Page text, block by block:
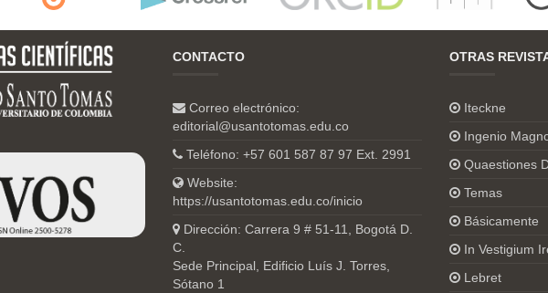
CONTACTO
Correo electrónico:
editorial@usantotomas.edu.co
Teléfono: +57 601 587 87 97 Ext. 2991
Website:
https://usantotomas.edu.co/inicio
Dirección: Carrera 9 # 51-11, Bogotá D.
C.
Sede Principal, Edificio Luís J. Torres,
Sótano 1
OTRAS
Iteckne
Ingenio
Quaestiones
Temas
Básicamente
In Vestigium
Lebret